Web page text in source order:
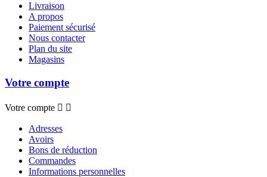
Livraison
A propos
Paiement sécurisé
Nous contacter
Plan du site
Magasins
Votre compte
Votre compte  
Adresses
Avoirs
Bons de réduction
Commandes
Informations personnelles